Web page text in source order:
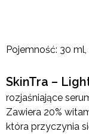
Pojemność: 30 ml,
SkinTra –
rozjaśniające
Zawiera 20%
która przyczynia